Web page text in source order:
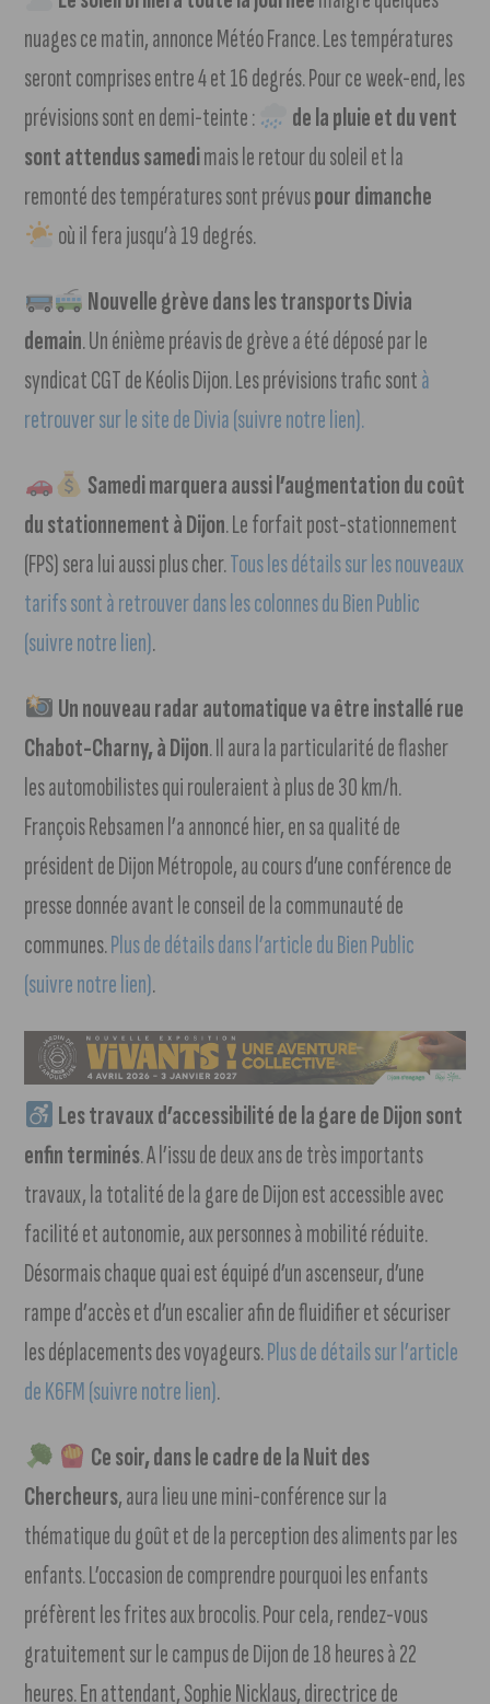
nuages ce matin, annonce Météo France. Les températures
seront comprises entre 4 et 16 degrés. Pour ce week-end, les
prévisions sont en demi-teinte :
de la pluie et du vent
sont attendus samedimais le retour du soleil et la
remonté des températures sont prévuspour dimanche
où il fera jusqu’à 19 degrés.
Nouvelle grève dans les transports Divia
demain. Un énième préavis de grève a été déposé par le
syndicat CGT de Kéolis Dijon. Les prévisions trafic sontà
retrouver sur le site de Divia (suivre notre lien).
Samedi marquera aussi l’augmentation du coût
du stationnement à Dijon. Le forfait post-stationnement
(FPS) sera lui aussi plus cher.Tous les détails sur les nouveaux
tarifs sont à retrouver dans les colonnes du Bien Public
(suivre notre lien).
Un nouveau radar automatique va être installé rue
Chabot-Charny, à Dijon. Il aura la particularité de flasher
les automobilistes qui rouleraient à plus de 30 km/h.
François Rebsamen l’a annoncé hier, en sa qualité de
président de Dijon Métropole, au cours d’une conférence de
presse donnée avant le conseil de la communauté de
communes.Plus de détails dans l’article du Bien Public
(suivre notre lien).
Les travaux d’accessibilité de la gare de Dijon sont
enfin terminés. A l’issu de deux ans de très importants
travaux, la totalité de la gare de Dijon est accessible avec
facilité et autonomie, aux personnes à mobilité réduite.
Désormais chaque quai est équipé d’un ascenseur, d’une
rampe d’accès et d’un escalier afin de fluidifier et sécuriser
les déplacements des voyageurs.Plus de détails sur l’article
de K6FM (suivre notre lien).
Ce soir, dans le cadre de la Nuit des
Chercheurs, aura lieu une mini-conférence sur la
thématique du goût et de la perception des aliments par les
enfants. L’occasion de comprendre pourquoi les enfants
préfèrent les frites aux brocolis. Pour cela, rendez-vous
gratuitement sur le campus de Dijon de 18 heures à 22
heures. En attendant, Sophie Nicklaus, directrice de